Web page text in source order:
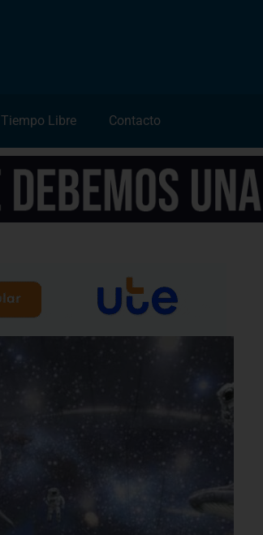
Tiempo Libre Contacto